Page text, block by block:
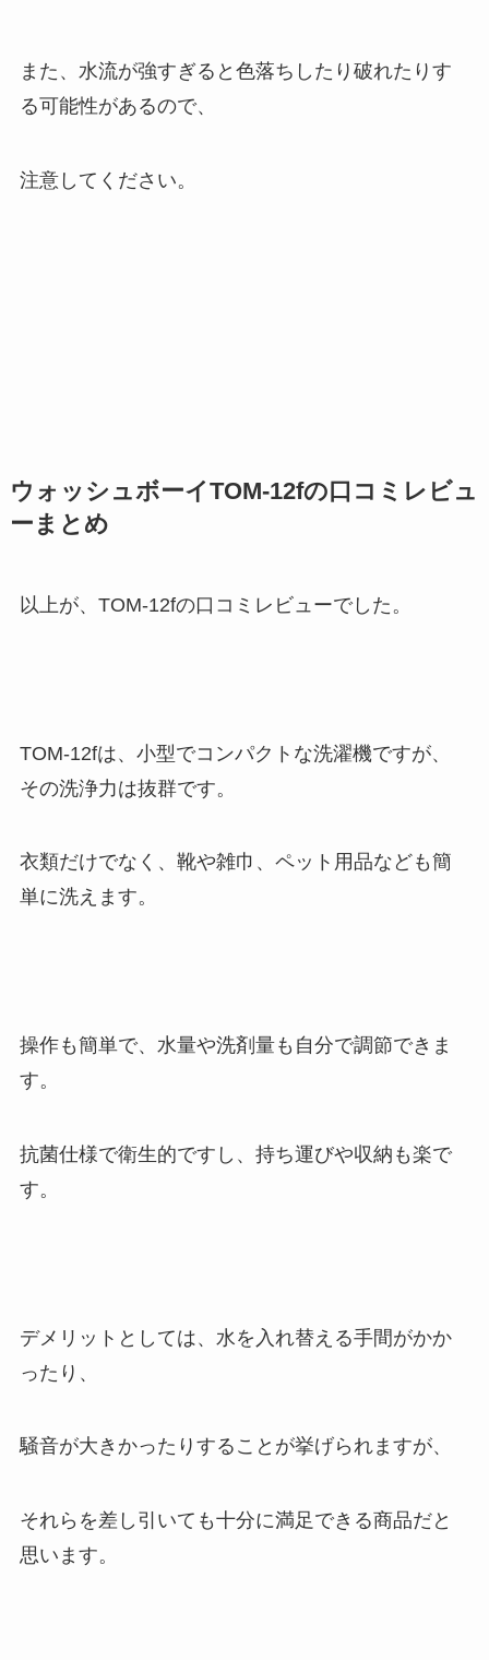
また、水流が強すぎると色落ちしたり破れたりす
る可能性があるので、
注意してください。
ウォッシュボーイTOM-12fの口コミレビュ
ーまとめ
以上が、TOM-12fの口コミレビューでした。
TOM-12fは、小型でコンパクトな洗濯機ですが、
その洗浄力は抜群です。
衣類だけでなく、靴や雑巾、ペット用品なども簡
単に洗えます。
操作も簡単で、水量や洗剤量も自分で調節できま
す。
抗菌仕様で衛生的ですし、持ち運びや収納も楽で
す。
デメリットとしては、水を入れ替える手間がかか
ったり、
騒音が大きかったりすることが挙げられますが、
それらを差し引いても十分に満足できる商品だと
思います。